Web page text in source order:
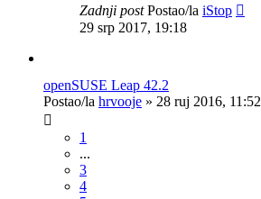
Zadnji postPostao/la iStop
29 srp 2017, 19:18
openSUSE Leap 42.2
Postao/la hrvooje » 28 ruj 2016, 11:52
1
...
3
4